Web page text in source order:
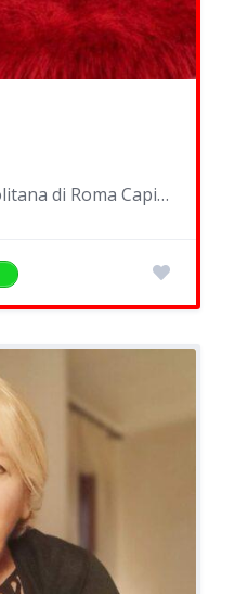
Roma, città metropolitana di Roma Capitale, Italia